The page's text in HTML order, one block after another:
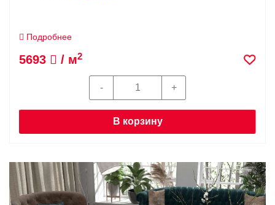
Подробнее
5693 / м2
В корзину